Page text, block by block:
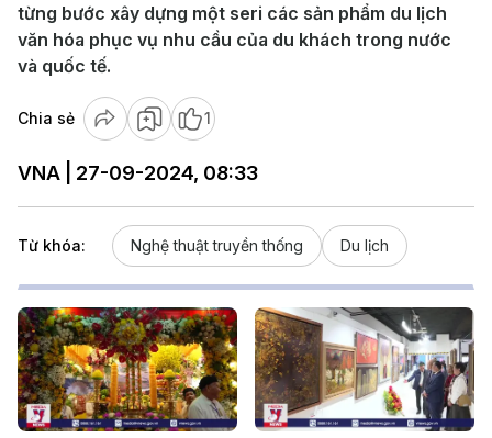
từng bước xây dựng một seri các sản phẩm du lịch
văn hóa phục vụ nhu cầu của du khách trong nước
và quốc tế.
Chia sẻ 1
VNA | 27-09-2024, 08:33
Từ khóa: Nghệ thuật truyền thống Du lịch